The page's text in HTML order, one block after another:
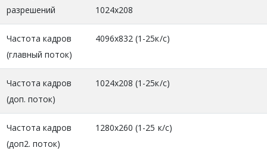
разрешений
1024х208
Частота кадров
(главный поток)
4096х832 (1-25к/с)
Частота кадров
(доп. поток)
1024х208 (1-25к/с)
Частота кадров
(доп2. поток)
1280х260 (1-25 к/с)